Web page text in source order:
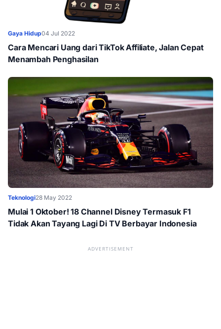
Gaya Hidup04 Jul 2022
Cara Mencari Uang dari TikTok Affiliate, Jalan Cepat
Menambah Penghasilan
Teknologi28 May 2022
Mulai 1 Oktober! 18 Channel Disney Termasuk F1
Tidak Akan Tayang Lagi Di TV Berbayar Indonesia
ADVERTISEMENT